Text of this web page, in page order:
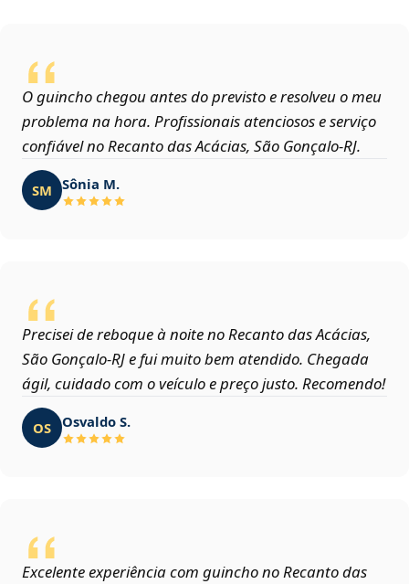
O guincho chegou antes do previsto e resolveu o meu
problema na hora. Profissionais atenciosos e serviço
confiável no Recanto das Acácias, São Gonçalo‑RJ.
SM Sônia M.
Precisei de reboque à noite no Recanto das Acácias,
São Gonçalo‑RJ e fui muito bem atendido. Chegada
ágil, cuidado com o veículo e preço justo. Recomendo!
OS Osvaldo S.
Excelente experiência com guincho no Recanto das